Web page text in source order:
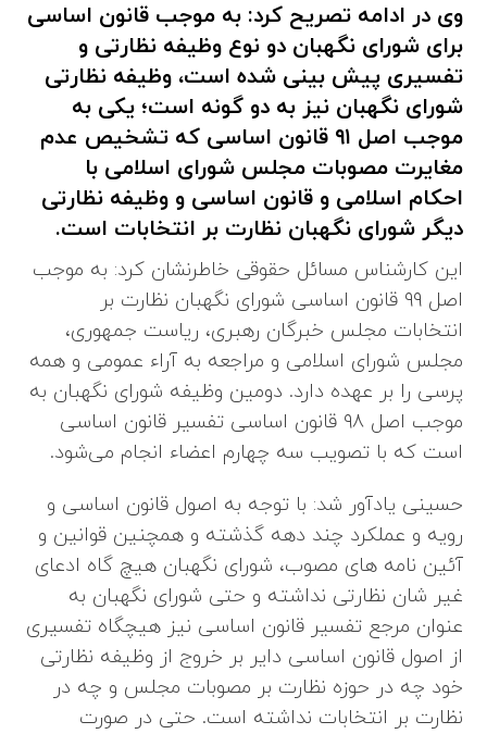
وی در ادامه تصریح کرد: به موجب قانون اساسی
برای شورای نگهبان دو نوع وظیفه نظارتی و
تفسیری پیش بینی شده است، وظیفه نظارتی
شورای نگهبان نیز به دو گونه است؛ یکی به
موجب اصل ۹۱ قانون اساسی که تشخیص عدم
مغایرت مصوبات مجلس شورای اسلامی با
احکام اسلامی و قانون اساسی و وظیفه نظارتی
دیگر شورای نگهبان نظارت بر انتخابات است.
این کارشناس مسائل حقوقی خاطرنشان کرد: به موجب
اصل ۹۹ قانون اساسی شورای نگهبان نظارت بر
انتخابات مجلس خبرگان رهبری، ریاست جمهوری،
مجلس شورای اسلامی و مراجعه به آراء عمومی و همه
پرسی را بر عهده دارد. دومین وظیفه شورای نگهبان به
موجب اصل ۹۸ قانون اساسی تفسیر قانون اساسی
است که با تصویب سه چهارم اعضاء انجام می‌شود.
حسینی یادآور شد: با توجه به اصول قانون اساسی و
رویه و عملکرد چند دهه گذشته و همچنین قوانین و
آئین نامه‌ های مصوب، شورای نگهبان هیچ گاه ادعای
غیر شان نظارتی نداشته و حتی شورای نگهبان به
عنوان مرجع تفسیر قانون اساسی نیز هیچگاه تفسیری
از اصول قانون اساسی دایر بر خروج از وظیفه نظارتی
خود چه در حوزه نظارت بر مصوبات مجلس و چه در
نظارت بر انتخابات نداشته است. حتی در صورت